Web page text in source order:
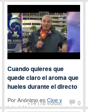
+14 (18 votos)
0
Cuando quieres que
quede claro el aroma que
hueles durante el directo
Por Anónimo enCine y
televisión